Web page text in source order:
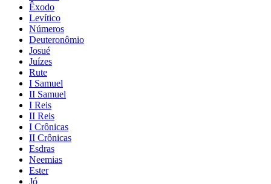
Êxodo
Levítico
Números
Deuteronômio
Josué
Juízes
Rute
I Samuel
II Samuel
I Reis
II Reis
I Crônicas
II Crônicas
Esdras
Neemias
Ester
Jó